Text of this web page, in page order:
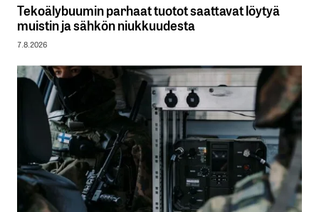
Tekoälybuumin parhaat tuotot saattavat löytyä
muistin ja sähkön niukkuudesta
7.8.2026